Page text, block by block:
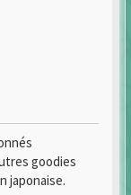
goodies
japonaise.